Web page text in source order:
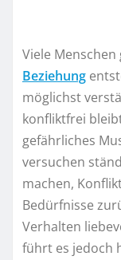
Viele
Beziehung
möglichst
konfliktfrei
gefährliches
versuchen
machen,
Bedürfnisse
Verhalten
führt es jedoch